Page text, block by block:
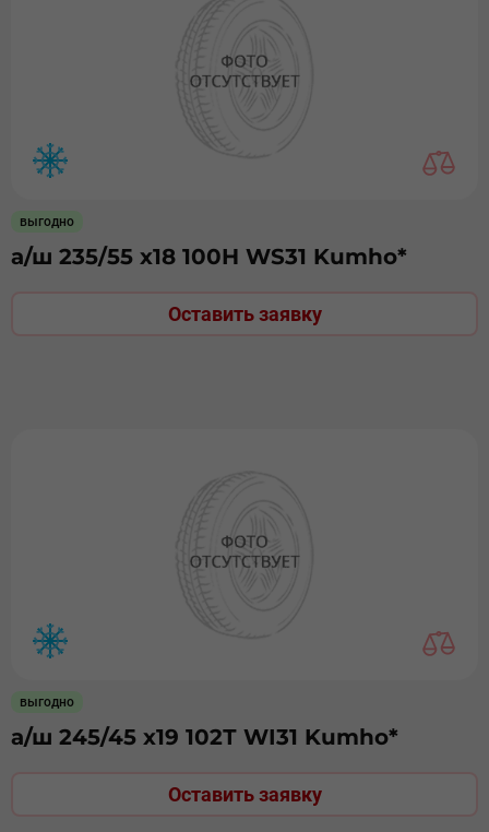
выгодно
а/ш 235/55 х18 100H WS31 Kumho*
Оставить заявку
выгодно
а/ш 245/45 х19 102Т WI31 Kumho*
Оставить заявку